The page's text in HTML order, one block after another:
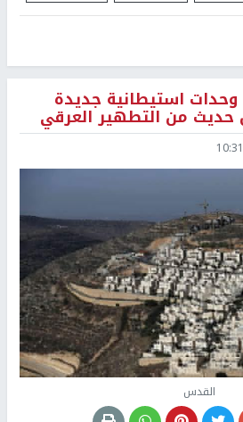
وحدات استيطانية جديدة
من التطهير العرقي
القدس